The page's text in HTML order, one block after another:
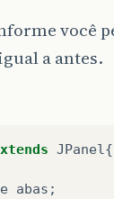
você
a antes.
JPanel {
abas ;